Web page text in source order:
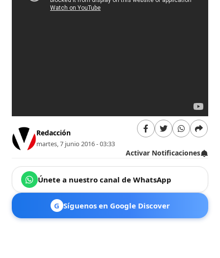
Redacción
martes, 7 junio 2016 - 03:33
Activar Notificaciones
Únete a nuestro canal de WhatsApp
G Síguenos en Google Discover